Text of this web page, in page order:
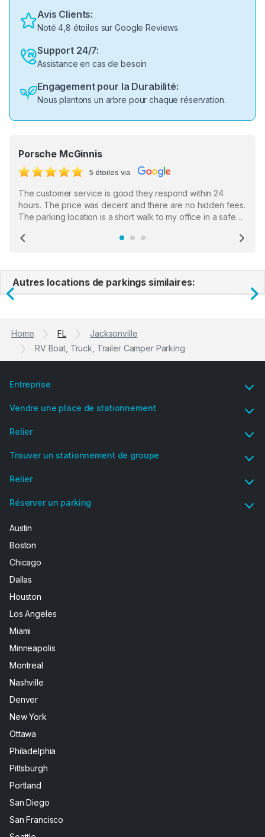
Avis Clients:
Noté 4,8 étoiles sur Google Reviews.
Support 24/7:
Assistance en cas de besoin
Engagement pour la Durabilité:
Nous plantons un arbre pour chaque réservation.
Porsche McGinnis
5 étoiles via
The customer service is good they respond within 24
hours. The price was decent and there are no hidden fees.
The parking location is a short walk to my office in a safe
the staff who serve as a third party in distributing the
Previous
Autres locations de parkings similaires:
Previous
Home FL
Jacksonville
RV Boat, Truck, Trailer Camper Parking
Entreprise
Vendre une place de stationnement
Relier
Trouver un stationnement de groupe
Relier
Réserver un parking
Austin
Boston
Chicago
Dallas
Houston
Los Angeles
Miami
Minneapolis
Montreal
Nashville
Denver
New York
Ottawa
Philadelphia
Pittsburgh
Portland
San Diego
San Francisco